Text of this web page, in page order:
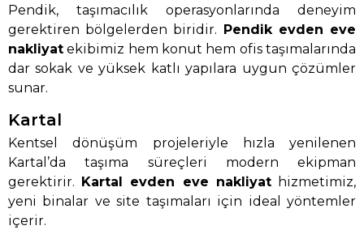
Pendik, taşımacılık operasyonlarında deneyim
gerektiren bölgelerden biridir.
Pendik evden eve
nakliyat ekibimiz hem konut hem ofis taşımalarında
dar sokak ve yüksek katlı yapılara uygun çözümler
sunar.
Kartal
Kentsel dönüşüm projeleriyle hızla yenilenen
Kartal’da taşıma süreçleri modern ekipman
gerektirir.
Kartal evden eve nakliyathizmetimiz,
yeni binalar ve site taşımaları için ideal yöntemler
içerir.